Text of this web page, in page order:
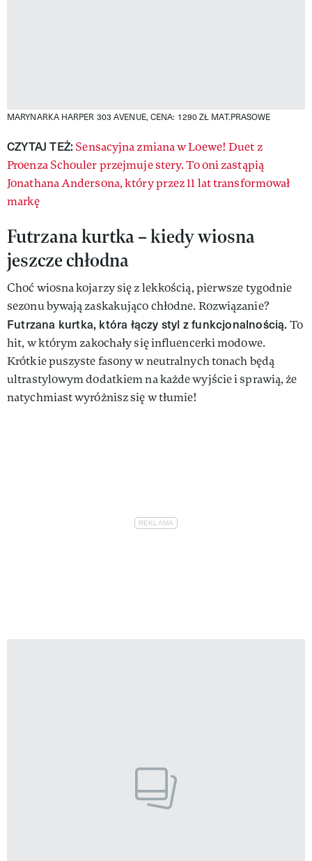
MARYNARKA HARPER 303 AVENUE, CENA: 1290 ZŁ MAT.PRASOWE
CZYTAJ TEŻ: Sensacyjna zmiana w Loewe! Duet z
Proenza Schouler przejmuje stery. To oni zastąpią
Jonathana Andersona, który przez 11 lat transformował
markę
Futrzana kurtka – kiedy wiosna
jeszcze chłodna
Choć wiosna kojarzy się z lekkością, pierwsze tygodnie
sezonu bywają zaskakująco chłodne. Rozwiązanie?
Futrzana kurtka, która łączy styl z funkcjonalnością. To
hit, w którym zakochały się influencerki modowe.
Krótkie puszyste fasony w neutralnych tonach będą
ultrastylowym dodatkiem na każde wyjście i sprawią, że
natychmiast wyróżnisz się w tłumie!